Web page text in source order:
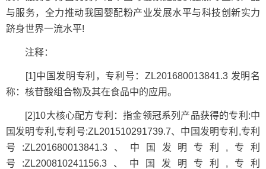
与服务，全力推动我国婴配粉产业发展水平与科技创新实力
跻身世界一流水平!
注释：
[1]中国发明专利，专利号：ZL201680013841.3 发明名
称：核苷酸组合物及其在食品中的应用。
[2]10大核心配方专利：指金领冠系列产品获得的专利:中
国发明专利,专利号:ZL201510291739.7、中国发明专利,专利
号:ZL201680013841.3、中国发明专利,专利
号:ZL200810241156.3、中国发明专利,专利